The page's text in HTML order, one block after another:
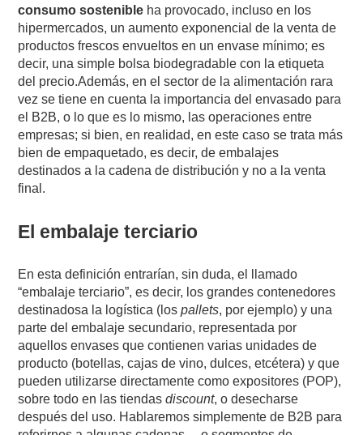
consumo sostenible ha provocado, incluso en los
hipermercados, un aumento exponencial de la venta de
productos frescos envueltos en un envase mínimo; es
decir, una simple bolsa biodegradable con la etiqueta
del precio.Además, en el sector de la alimentación rara
vez se tiene en cuenta la importancia del envasado para
el B2B, o lo que es lo mismo, las operaciones entre
empresas; si bien, en realidad, en este caso se trata más
bien de empaquetado, es decir, de embalajes
destinados a la cadena de distribución y no a la venta
final.
El embalaje terciario
En esta definición entrarían, sin duda, el llamado
“embalaje terciario”, es decir, los grandes contenedores
destinadosa la logística (lospallets, por ejemplo) y una
parte del embalaje secundario, representada por
aquellos envases que contienen varias unidades de
producto (botellas, cajas de vino, dulces, etcétera) y que
pueden utilizarse directamente como expositores (POP),
sobre todo en las tiendasdiscount, o desecharse
después del uso. Hablaremos simplemente de B2B para